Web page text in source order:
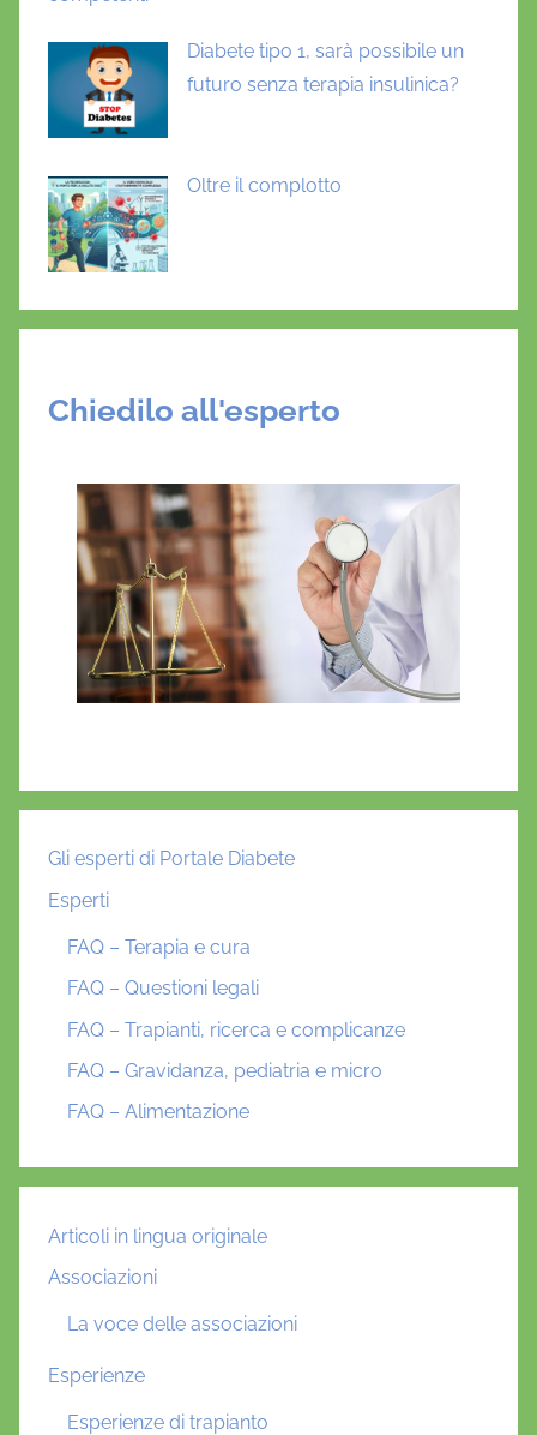
Diabete tipo 1, sarà possibile un
futuro senza terapia insulinica?
Oltre il complotto
Chiedilo all'esperto
Gli esperti di Portale Diabete
Esperti
FAQ – Terapia e cura
FAQ – Questioni legali
FAQ – Trapianti, ricerca e complicanze
FAQ – Gravidanza, pediatria e micro
FAQ – Alimentazione
Articoli in lingua originale
Associazioni
La voce delle associazioni
Esperienze
Esperienze di trapianto